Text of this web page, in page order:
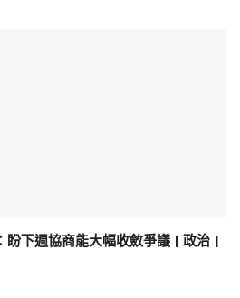
下週協商能大幅收斂爭議 | 政治 |